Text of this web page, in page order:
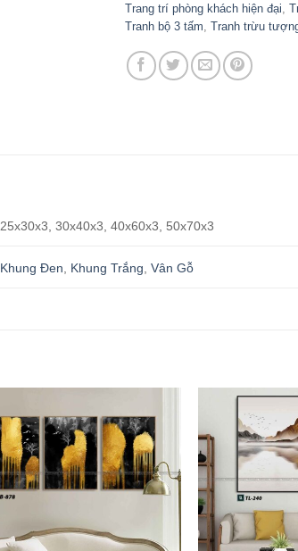
Trang trí phòng khách hiện đại
Tranh bộ 3 tấm Tranh trừu
25x30x3, 30x40x3, 40x60x3, 50x70x3
Khung Đen Khung Trắng ,Vân Gỗ